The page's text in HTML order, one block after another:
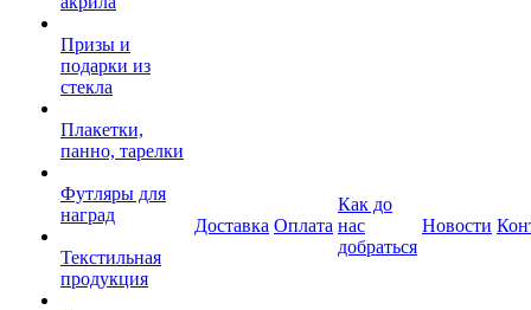
Призы и
подарки из
стекла
Плакетки,
панно, тарелки
Футляры для
наград
Текстильная
продукция
Доставка Оплата
Как до
нас
добраться
Новости